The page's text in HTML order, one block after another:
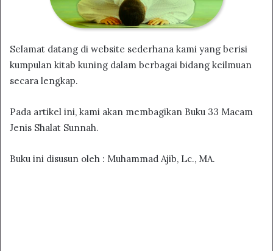
Selamat datang di website sederhana kami yang berisi
kumpulan kitab kuning dalam berbagai bidang keilmuan
secara lengkap.
Pada artikel ini, kami akan membagikan Buku 33 Macam
Jenis Shalat Sunnah.
Buku ini disusun oleh : Muhammad Ajib, Lc., MA.